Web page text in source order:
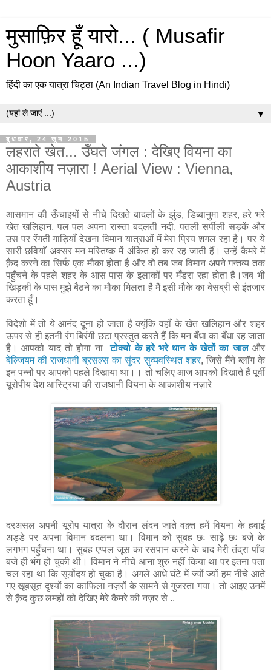
मुसाफ़िर हूँ यारो... ( Musafir
Hoon Yaaro ...)
हिंदी का एक यात्रा चिट्ठा (An Indian Travel Blog in Hindi)
▼
बुधवार, 24 जून 2015
लहराते खेत... उँघते जंगल : देखिए वियना का
आकाशीय नज़ारा ! Aerial View : Vienna,
Austria
आसमान की ऊँचाइयों से नीचे दिखते बादलों के झुंड, डिब्बानुमा शहर, हरे भरे
खेत खलिहान, पल पल अपना रास्ता बदलती नदी, पतली सर्पीली सड़कें और
उस पर रेंगती गाड़ियाँ देखना विमान यात्राओं में मेरा प्रिय शगल रहा है। पर ये
सारी छवियाँ अक्सर मन मस्तिष्क में अंकित हो कर रह जाती हैं। उन्हें कैमरे में
क़ैद करने का सिर्फ एक मौका होता है और वो तब जब विमान अपने गन्तव्य तक
पहुँचने के पहले शहर के आस पास के इलाकों पर मँडरा रहा होता है।जब भी
खिड़की के पास मुझे बैठने का मौका मिलता है मैं इसी मौके का बेसब्री से इंतजार
करता हूँ।
विदेशो में तो ये आनंद दूना हो जाता है क्यूंकि वहाँ के खेत खलिहान और शहर
ऊपर से ही इतनी रंग बिरंगी छटा प्रस्तुत करते हैं कि मन बँधा का बँधा रह जाता
है। आपको याद तो होगा नाटोक्यो के हरे भरे धान के खेतों का जालऔर
बेल्जियम की राजधानी ब्रसल्स का सुंदर सुव्यवस्थित शहर, जिसे मैंने ब्लॉग के
इन पन्नों पर आपको पहले दिखाया था।। तो चलिए आज आपको दिखाते हैं पूर्वी
यूरोपीय देश आस्ट्रिया की राजधानी वियना के आकाशीय नज़ारे
दरअसल अपनी यूरोप यात्रा के दौरान लंदन जाते वक़्त हमें वियना के हवाई
अड्डे पर अपना विमान बदलना था। विमान को सुबह छः साढ़े छः बजे के
लगभग पहुँचना था। सुबह एप्पल जूस का रसपान करने के बाद मेरी तंद्रा पाँच
बजे ही भंग हो चुकी थी। विमान ने नीचे आना शुरु नहीं किया था पर इतना पता
चल रहा था कि सूर्योदय हो चुका है। अगले आधे घंटे में ज्यों ज्यों हम नीचे आते
गए खूबसूत दृश्यों का काफिला नज़रों के सामने से गुजरता गया। तो आइए उनमें
से क़ैद कुछ लमहों को देखिए मेरे कैमरे की नज़र से ..